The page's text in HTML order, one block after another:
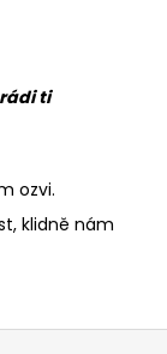
ti
ozvi.
klidně nám